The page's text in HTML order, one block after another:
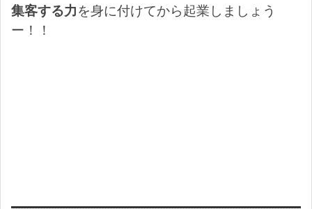
集客する力を身に付けてから起業しましょう
ー！！